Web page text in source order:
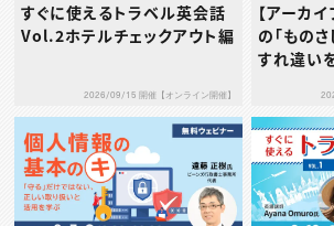
すぐに使えるトラベル英会話
Vol.2ホテルチェックアウト編
2026/09/15 開催【オンライン開催】
【アーカ
の「もの
すれ違い